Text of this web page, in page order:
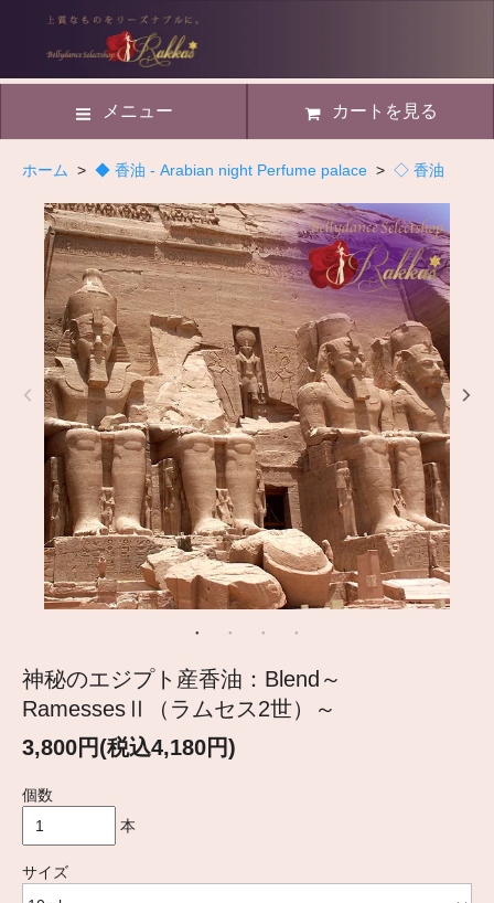
メニュー カートを見る
ホーム > ◆ 香油 - Arabian night Perfume palace > ◇ 香油
神秘のエジプト産香油：Blend～
RamessesⅡ（ラムセス2世）～
3,800円(税込4,180円)
個数
本
サイズ